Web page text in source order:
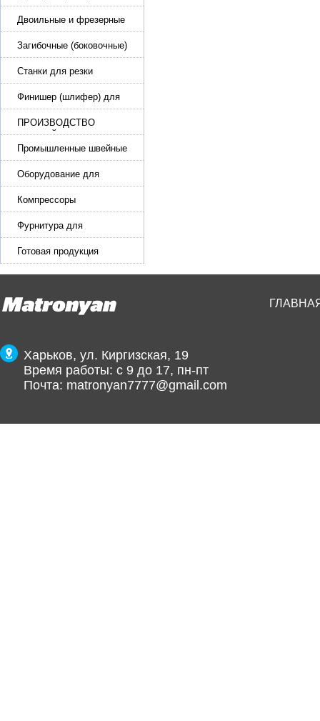
утюги для разглаживания
кожи
Двоильные и фрезерные
машины для слоения и
фрезерования кожи
Загибочные (боковочные)
машины для стельки,
кошельков, сумок
Станки для резки
кожи.Станки для резки
стропы
Финишер (шлифер) для
обуви
ПРОИЗВОДСТВО
РЕМНЕЙ, СУМОК,
КОЖГАЛАНТЕРЕИ
Промышленные швейные
машины для кожи, обуви
Оборудование для
производства и резки
эластичной ленты и стропы
Компрессоры
Фурнитура для
производства ремней
Готовая продукция
Харьков, ул. Киргизская, 19
Время работы: с 9 до 17, пн-пт
Почта: matronyan7777@gmail.com